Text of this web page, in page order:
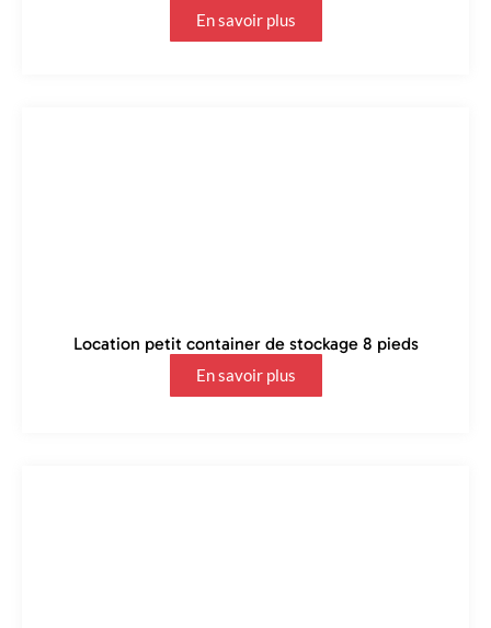
En savoir plus
Location petit container de stockage 8 pieds
En savoir plus